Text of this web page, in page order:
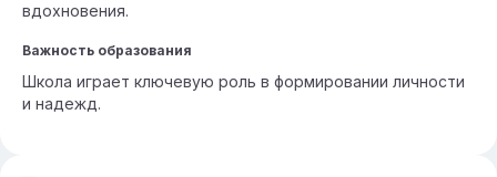
вдохновения.
Важность образования
Школа играет ключевую роль в формировании личности
и надежд.